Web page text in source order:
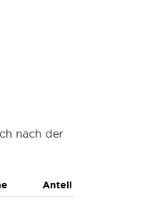
nach der
Anteil